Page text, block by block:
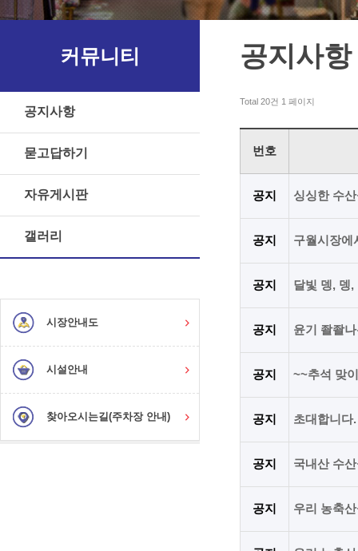
커뮤니티
공지사항
묻고답하기
자유게시판
갤러리
시장안내도
시설안내
찾아오시는길(주차장 안내)
공지사항
Total 20건 1 페이지
번호
공지 싱싱한 수
공지 구월시장
공지 달빛 뎅, 뎅
공지 윤기 좔좔
공지 ~~추석 맞
공지 초대합니
공지 국내산 수
공지 우리 농축